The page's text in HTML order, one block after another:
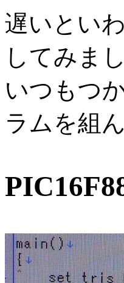
遅いとい
してみま
いつもつ
ラムを組